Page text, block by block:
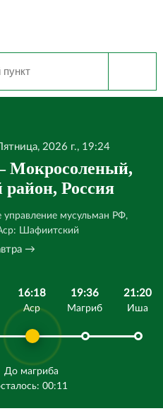
2026 г., 19:24
Мокросоленый,
район, Россия
управление мусульман РФ,
Шафиитский
→
16:18
Аср
До магриба
00:11
19:36
Магриб
21:20
Иша